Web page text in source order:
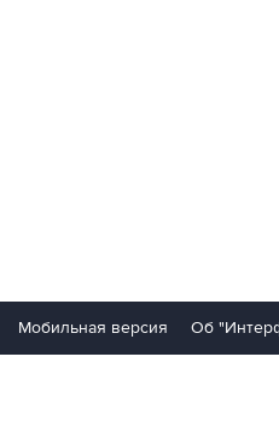
Мобильная версия Об